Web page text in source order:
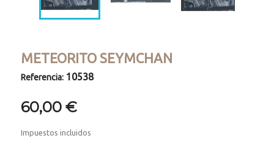
METEORITO SEYMCHAN
Referencia: 10538
60,00 €
Impuestos incluidos